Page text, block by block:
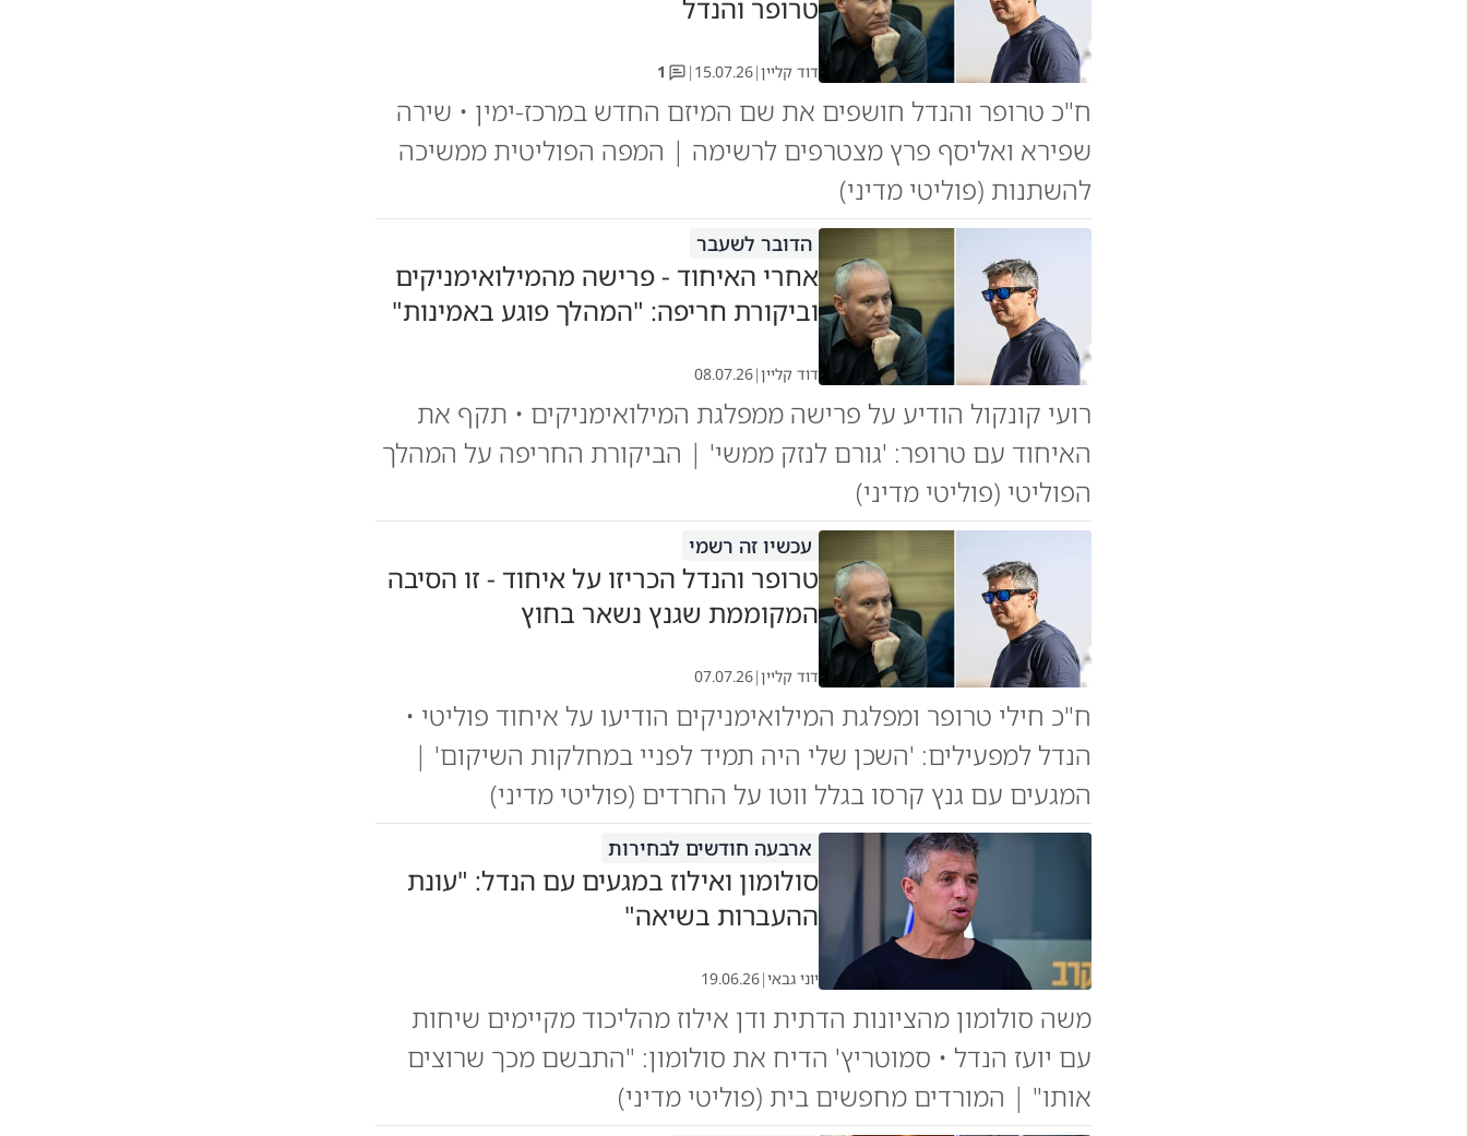
טרופר והנדל
דוד קליין|
15.07.26
|
1
ח"כ טרופר והנדל חושפים את שם המיזם החדש במרכז-ימין • שירה
שפירא ואליסף פרץ מצטרפים לרשימה | המפה הפוליטית ממשיכה
להשתנות (פוליטי מדיני)
הדובר לשעבר
אחרי האיחוד - פרישה מהמילואימניקים
וביקורת חריפה: "המהלך פוגע באמינות"
דוד קליין|
08.07.26
רועי קונקול הודיע על פרישה ממפלגת המילואימניקים • תקף את
האיחוד עם טרופר: 'גורם לנזק ממשי' | הביקורת החריפה על המהלך
הפוליטי (פוליטי מדיני)
עכשיו זה רשמי
טרופר והנדל הכריזו על איחוד - זו הסיבה
המקוממת שגנץ נשאר בחוץ
דוד קליין|
07.07.26
ח"כ חילי טרופר ומפלגת המילואימניקים הודיעו על איחוד פוליטי •
הנדל למפעילים: 'השכן שלי היה תמיד לפניי במחלקות השיקום' |
המגעים עם גנץ קרסו בגלל ווטו על החרדים (פוליטי מדיני)
ארבעה חודשים לבחירות
סולומון ואילוז במגעים עם הנדל: "עונת
ההעברות בשיאה"
יוני גבאי|
19.06.26
משה סולומון מהציונות הדתית ודן אילוז מהליכוד מקיימים שיחות
עם יועז הנדל • סמוטריץ' הדיח את סולומון: "התבשם מכך שרוצים
אותו" | המורדים מחפשים בית (פוליטי מדיני)